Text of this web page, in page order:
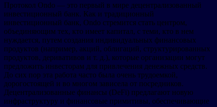
Протокол Ondo — это первый в мире децентрализованный
инвестиционный банк. Как и традиционный
инвестиционный банк, Ondo стремится стать центром,
объединяющим тех, кто имеет капитал, с теми, кто в нем
нуждается, путем создания индивидуальных финансовых
продуктов (например, акций, облигаций, структурированных
продуктов, деривативов и т. д.), которые организации могут
предложить инвесторам для привлечения денежных средств.
До сих пор эта работа часто была очень трудоемкой,
дорогостоящей и во многом зависела от посредников.
Децентрализованные финансы (DeFi) предлагают новую
инфраструктуру и финансовые примитивы, обеспечивающие